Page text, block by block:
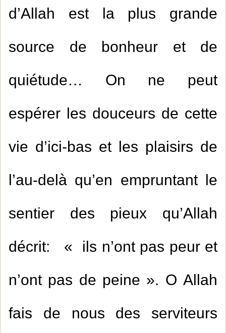
d’Allah est la plus grande
source de bonheur et de
quiétude… On ne peut
espérer les douceurs de cette
vie d’ici-bas et les plaisirs de
l’au-delà qu’en empruntant le
sentier des pieux qu’Allah
décrit: « ils n’ont pas peur et
n’ont pas de peine ». O Allah
fais de nous des serviteurs